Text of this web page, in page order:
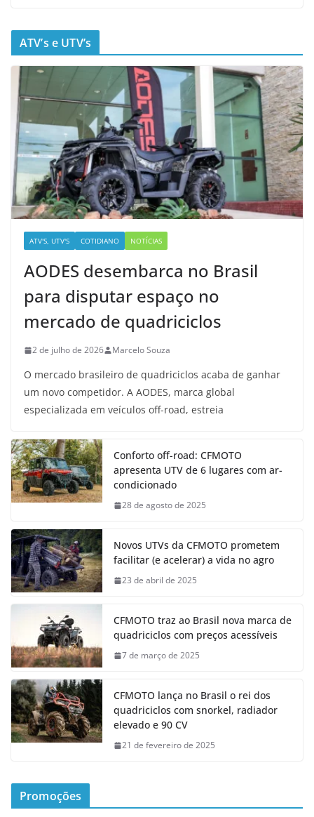
ATV’s e UTV’s
ATV'S, UTV'S COTIDIANO NOTÍCIAS
AODES desembarca no Brasil
para disputar espaço no
mercado de quadriciclos
2 de julho de 2026 Marcelo Souza
O mercado brasileiro de quadriciclos acaba de ganhar
um novo competidor. A AODES, marca global
especializada em veículos off-road, estreia
Conforto off-road: CFMOTO
apresenta UTV de 6 lugares com ar-
condicionado
28 de agosto de 2025
Novos UTVs da CFMOTO prometem
facilitar (e acelerar) a vida no agro
23 de abril de 2025
CFMOTO traz ao Brasil nova marca de
quadriciclos com preços acessíveis
7 de março de 2025
CFMOTO lança no Brasil o rei dos
quadriciclos com snorkel, radiador
elevado e 90 CV
21 de fevereiro de 2025
Promoções